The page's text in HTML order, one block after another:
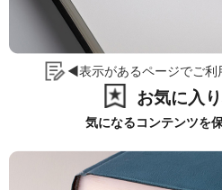
◀表示があるページでご利
お気に入
気になるコンテンツを